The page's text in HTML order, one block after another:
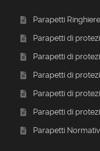
Parapetti
Parapetti di
Parapetti di
Parapetti di
Parapetti di
Parapetti di
Parapetti